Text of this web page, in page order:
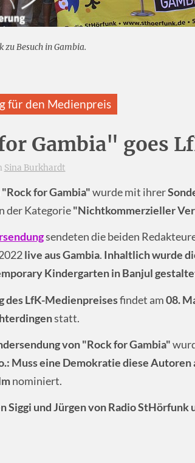
zu Besuch in Gambia.
für den Medienpreis
Gambia" goes
Sina Burkhardt
"Rock for Gambia"wurde mit ihrer
der Kategorie"Nichtkommerzieller
sendeten die beiden
live aus Gambia. Inhaltlich wurde
Kindergarten in Banjul
des LfK-Medienpreisesfindet am08.
statt.
von "Rock for Gambia"
Muss eine Demokratie diese Autoren
nominiert.
Siggi und Jürgen von Radio StHörfunk